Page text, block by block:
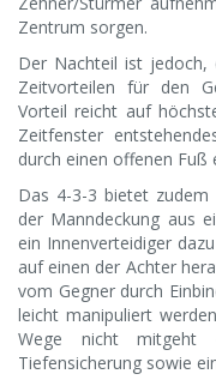
Zentrum sorgen.
Der Nachteil ist jedoch,
Zeitvorteilen für den
Vorteil reicht auf
Zeitfenster
durch einen offenen Fuß
Das 4-3-3 bietet zudem
der Manndeckung aus
ein Innenverteidiger
auf einen der Achter
vom Gegner durch
leicht manipuliert
Wege nicht mitgeht
Tiefensicherung sowie